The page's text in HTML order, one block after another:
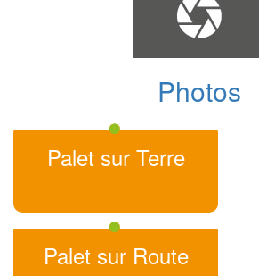
Photos
Palet sur Terre
Palet sur Route